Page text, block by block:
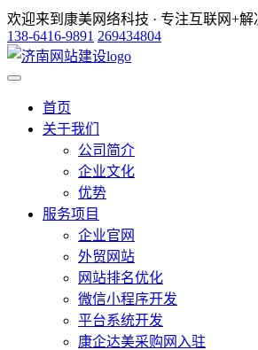
欢迎来到康美网络科技 · 专注互联网+解
138-6416-9891 269434804
首页
关于我们
公司简介
企业文化
优势
服务项目
企业官网
外贸网站
网站排名优化
微信小程序开发
平台系统开发
康企达美采购网入驻